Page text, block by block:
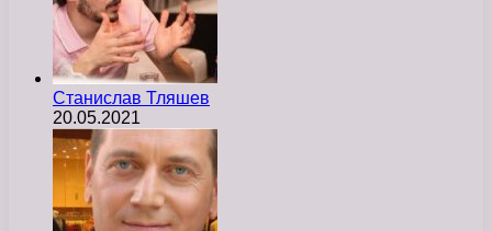
Станислав Тляшев
20.05.2021